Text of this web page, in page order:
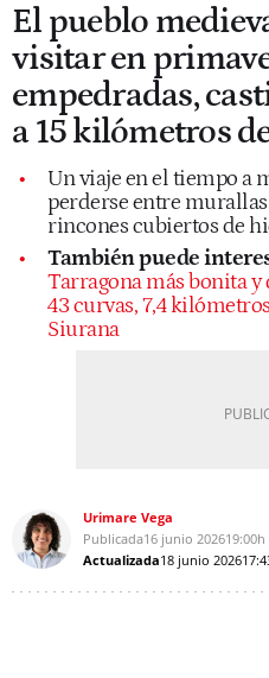
El pueblo
visitar en
empedradas,
a 15 kilómetros
Un viaje en el tiempo a
perderse entre
rincones cubiertos de
También puede
Tarragona más bonita y
43 curvas, 7,4
Siurana
Urimare Vega
Publicada16 junio 202619:00h
Actualizada18 junio 2026